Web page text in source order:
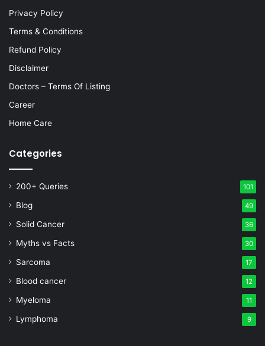
Privacy Policy
Terms & Conditions
Refund Policy
Disclaimer
Doctors – Terms Of Listing
Career
Home Care
Categories
200+ Queries 101
Blog 49
Solid Cancer 36
Myths vs Facts 30
Sarcoma 17
Blood cancer 12
Myeloma 11
Lymphoma 9